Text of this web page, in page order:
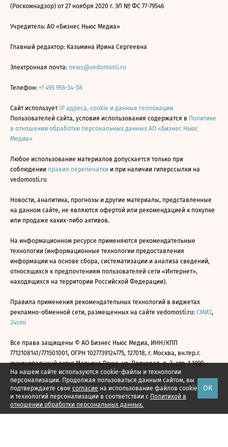
На нашем сайте используются cookie-файлы и технологии
персонализации. Продолжая пользоваться данным сайтом, вы
подтверждаете свое согласие на использование файлов cookie
и технологий персонализации в соответствии с Политикой в
отношении обработки персональных данных.
ОК
(Роскомнадзор) от 27 ноября 2020 г. ЭЛ № ФС 77-79546
Учредитель: АО «Бизнес Ньюс Медиа»
Главный редактор: Казьмина Ирина Сергеевна
Электронная почта: news@vedomosti.ru
Телефон: +7 495 956-34-58
Сайт использует IP адреса, cookie и данные геолокации
Пользователей сайта, условия использования содержатся в Политике
в отношении обработки персональных данных АО «Бизнес Ньюс
Медиа»
Любое использование материалов допускается только при
соблюдении правил перепечатки и при наличии гиперссылки на
vedomosti.ru
Новости, аналитика, прогнозы и другие материалы, представленные
на данном сайте, не являются офертой или рекомендацией к покупке
или продаже каких-либо активов.
На информационном ресурсе применяются рекомендательные
технологии (информационные технологии предоставления
информации на основе сбора, систематизации и анализа сведений,
относящихся к предпочтениям пользователей сети «Интернет»,
находящихся на территории Российской Федерации).
Правила применения рекомендательных технологий в виджетах
рекламно-обменной сети, размещенных на сайте vedomosti.ru: СМИ2,
24smi
Все права защищены © АО Бизнес Ньюс Медиа, ИНН/КПП
7712108141/771501001, ОГРН 1027739124775, 127018, г. Москва, вн.тер.г.
муниципальный округ Марьина Роща, ул. Полковая, д. 3, стр. 1 1999—
2026